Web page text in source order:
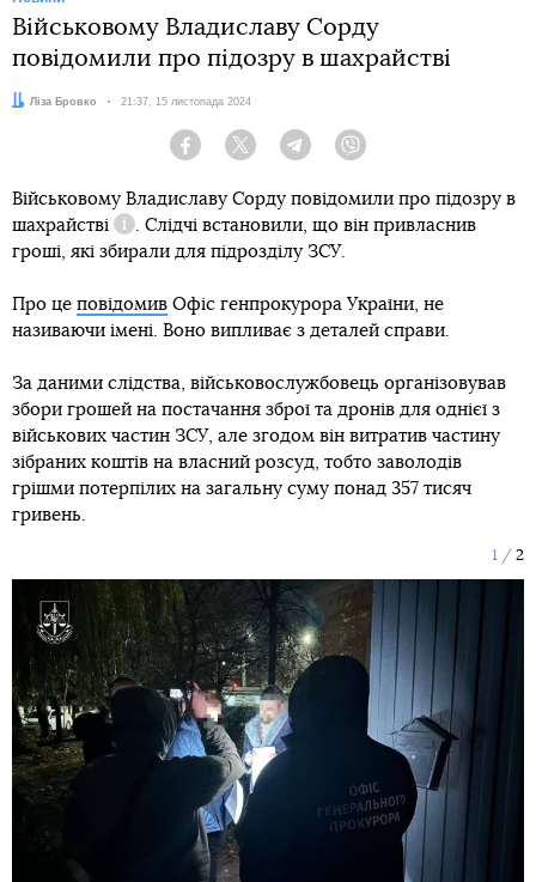
Військовому Владиславу Сорду
повідомили про підозру в шахрайстві
Автор:
Ліза Бровко Дата:
21:37, 15 листопада 2024
Facebook Twitter Telegram
Військовому Владиславу Сорду повідомили про підозру в
шахрайстві
Довідка
. Слідчі встановили, що він привласнив
гроші, які збирали для підрозділу ЗСУ.
Про це повідомив Офіс генпрокурора України, не
називаючи імені. Воно випливає з деталей справи.
За даними слідства, військовослужбовець організовував
збори грошей на постачання зброї та дронів для однієї з
військових частин ЗСУ, але згодом він витратив частину
зібраних коштів на власний розсуд, тобто заволодів
грішми потерпілих на загальну суму понад 357 тисяч
гривень.
1 2